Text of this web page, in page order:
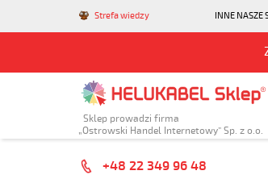
Strefa wiedzy INNE NASZE
Sklep prowadzi firma
„Ostrowski Handel Internetowy” Sp. z o.o.
+48 22 349 96 48